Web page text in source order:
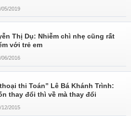
05/2019
Thị Dụ: Nhiễm chì nhẹ cũng rất
với trẻ em
06/2016
thi Toán” Lê Bá Khánh Trình:
thay đổi thì về mà thay đổi
12/2015